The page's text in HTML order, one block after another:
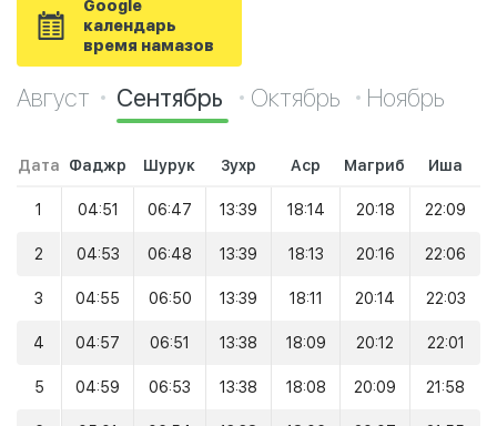
Google
календарь
время намазов
Август Сентябрь Октябрь Ноябрь
Дата Фаджр Шурук Зухр Аср Магриб Иша
1 04:51 06:47 13:39 18:14 20:18 22:09
2 04:53 06:48 13:39 18:13 20:16 22:06
3 04:55 06:50 13:39 18:11 20:14 22:03
4 04:57 06:51 13:38 18:09 20:12 22:01
5 04:59 06:53 13:38 18:08 20:09 21:58